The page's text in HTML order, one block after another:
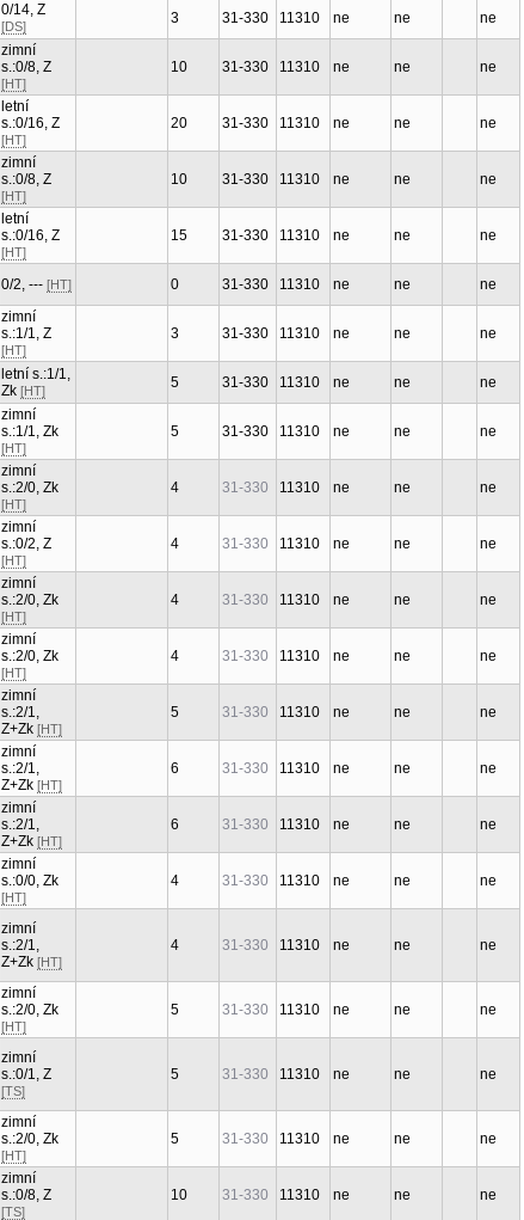
0/14, Z
[DS] 3 31-330 11310 ne ne ne
zimní
s.:0/8, Z
[HT]
10 31-330 11310 ne ne ne
letní
s.:0/16, Z
[HT]
20 31-330 11310 ne ne ne
zimní
s.:0/8, Z
[HT]
10 31-330 11310 ne ne ne
letní
s.:0/16, Z
[HT]
15 31-330 11310 ne ne ne
0/2, --- [HT] 0 31-330 11310 ne ne ne
zimní
s.:1/1, Z
[HT]
3 31-330 11310 ne ne ne
letní s.:1/1,
Zk [HT] 5 31-330 11310 ne ne ne
zimní
s.:1/1, Zk
[HT]
5 31-330 11310 ne ne ne
zimní
s.:2/0, Zk
[HT]
4 31-330 11310 ne ne ne
zimní
s.:0/2, Z
[HT]
4 31-330 11310 ne ne ne
zimní
s.:2/0, Zk
[HT]
4 31-330 11310 ne ne ne
zimní
s.:2/0, Zk
[HT]
4 31-330 11310 ne ne ne
zimní
s.:2/1,
Z+Zk [HT]
5 31-330 11310 ne ne ne
zimní
s.:2/1,
Z+Zk [HT]
6 31-330 11310 ne ne ne
zimní
s.:2/1,
Z+Zk [HT]
6 31-330 11310 ne ne ne
zimní
s.:0/0, Zk
[HT]
4 31-330 11310 ne ne ne
zimní
s.:2/1,
Z+Zk [HT]
4 31-330 11310 ne ne ne
zimní
s.:2/0, Zk
[HT]
5 31-330 11310 ne ne ne
zimní
s.:0/1, Z
[TS]
5 31-330 11310 ne ne ne
zimní
s.:2/0, Zk
[HT]
5 31-330 11310 ne ne ne
zimní
s.:0/8, Z
[TS]
10 31-330 11310 ne ne ne